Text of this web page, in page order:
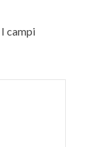
I campi